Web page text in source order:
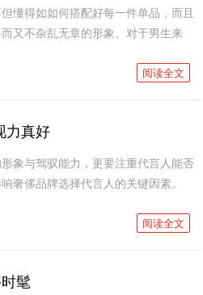
懂得如如何搭配好每一件单品，而且
又不杂乱无章的形象。对于男生来
阅读全文
力真好
象与驾驭能力，更要注重代言人能否
奢侈品牌选择代言人的关键因素。
阅读全文
髦